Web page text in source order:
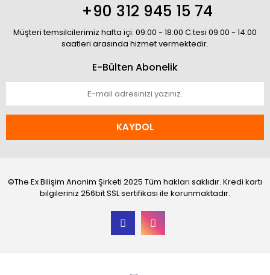
+90 312 945 15 74
Müşteri temsilcilerimiz hafta içi: 09:00 - 18:00 C.tesi 09:00 - 14:00
saatleri arasında hizmet vermektedir.
E-Bülten Abonelik
KAYDOL
©The Ex Bilişim Anonim Şirketi 2025 Tüm hakları saklıdır. Kredi kartı
bilgileriniz 256bit SSL sertifikası ile korunmaktadır.